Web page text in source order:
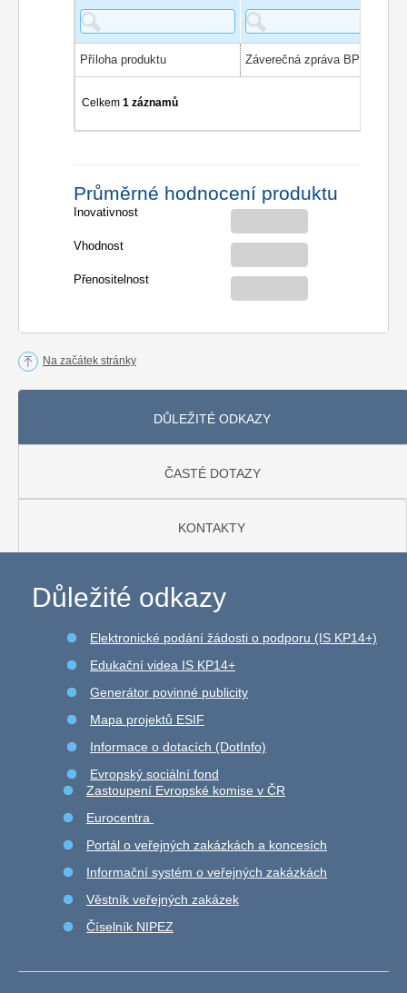
Příloha produktu
Celkem1 záznamů
Průměrné hodnocení produktu
Inovativnost
Vhodnost
Přenositelnost
Na začátek stránky
DŮLEŽITÉ ODKAZY
ČASTÉ DOTAZY
KONTAKTY
Důležité odkazy
Elektronické podání žádosti o podporu (IS KP14+)
Edukační videa IS KP14+
Generátor povinné publicity
Mapa projektů ESIF
Informace o dotacích (DotInfo)
Evropský sociální fond
Zastoupení Evropské komise v ČR
Eurocentra
Portál o veřejných zakázkách a koncesích
Informační systém o veřejných zakázkách
Věstník veřejných zakázek
Číselník NIPEZ